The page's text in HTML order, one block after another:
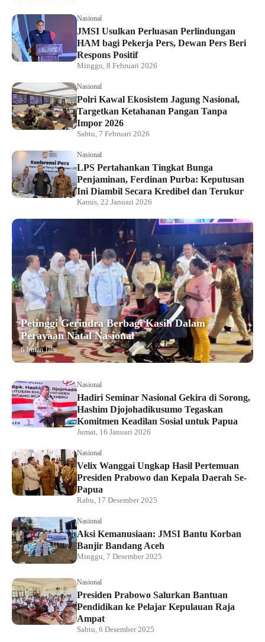
Nasional
JMSI Usulkan Perluasan Perlindungan
HAM bagi Pekerja Pers, Dewan Pers Beri
Respons Positif
Minggu, 8 Februari 2026
Nasional
Polri Kawal Ekosistem Jagung Nasional,
Targetkan Ketahanan Pangan Tanpa
Impor 2026
Sabtu, 7 Februari 2026
Nasional
LPS Pertahankan Tingkat Bunga
Penjaminan, Ferdinan Purba: Keputusan
Ini Diambil Secara Kredibel dan Terukur
Kamis, 22 Januari 2026
Petinggi Gerindra Berbagi Kasih Dalam
Perayaan Natal Nasional
6 bulan lalu
Nasional
Hadiri Seminar Nasional Gekira di Sorong,
Hashim Djojohadikusumo Tegaskan
Komitmen Keadilan Sosial untuk Papua
Jumat, 16 Januari 2026
Nasional
Velix Wanggai Ungkap Hasil Pertemuan
Presiden Prabowo dan Kepala Daerah Se-
Papua
Rabu, 17 Desember 2025
Nasional
Aksi Kemanusiaan: JMSI Bantu Korban
Banjir Bandang Aceh
Minggu, 7 Desember 2025
Nasional
Presiden Prabowo Salurkan Bantuan
Pendidikan ke Pelajar Kepulauan Raja
Ampat
Sabtu, 6 Desember 2025